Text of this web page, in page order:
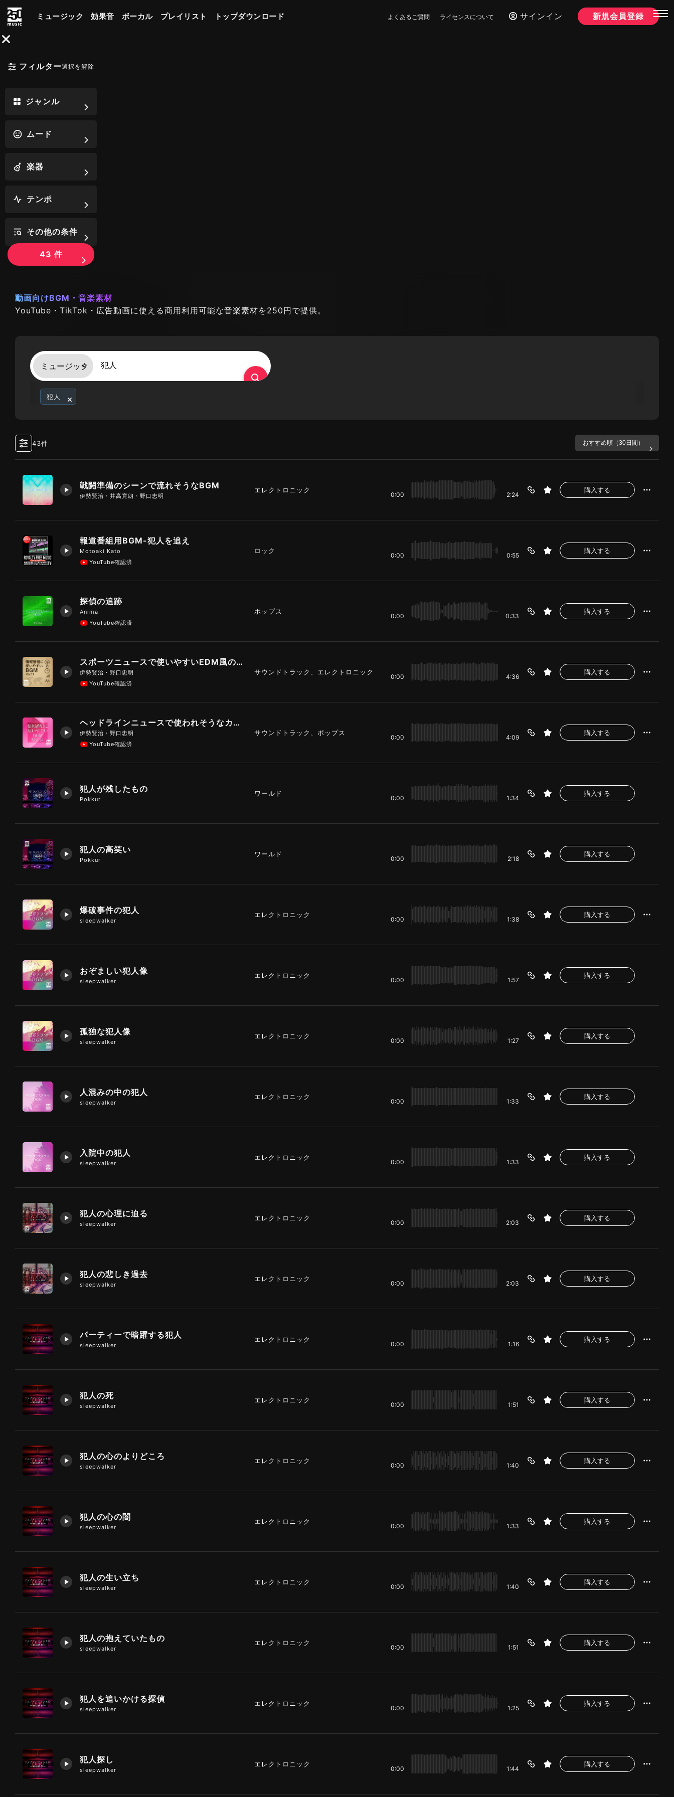
ミュージック 効果音 ボーカル プレイリスト トップダウンロード よくあるご質問 ライセンスについて サインイン 新規会員登録
フィルター選択を解除
ジャンル
ムード
楽器
テンポ
その他の条件
43 件
動画向けBGM・音楽素材
YouTube・TikTok・広告動画に使える商用利用可能な音楽素材を250円で提供。
犯人
43件
戦闘準備のシーンで流れそうなBGM
伊勢賢治・井高寛朗・野口忠明
エレクトロニック
0:00 2:24
購入する
報道番組用BGM-犯人を追え
Motoaki Kato
YouTube確認済
ロック
0:00 0:55
購入する
探偵の追跡
Anima
YouTube確認済
ポップス
0:00 0:33
購入する
スポーツニュースで使いやすいEDM風のBGM
伊勢賢治・野口忠明
YouTube確認済
サウンドトラック、エレクトロニック
0:00 4:36
購入する
ヘッドラインニュースで使われそうなカッコいいギターのBGM
伊勢賢治・野口忠明
YouTube確認済
サウンドトラック、ポップス
0:00 4:09
購入する
犯人が残したもの
Pokkur
ワールド
0:00 1:34
購入する
犯人の高笑い
Pokkur
ワールド
0:00 2:18
購入する
爆破事件の犯人
sleepwalker
エレクトロニック
0:00 1:38
購入する
おぞましい犯人像
sleepwalker
エレクトロニック
0:00 1:57
購入する
孤独な犯人像
sleepwalker
エレクトロニック
0:00 1:27
購入する
人混みの中の犯人
sleepwalker
エレクトロニック
0:00 1:33
購入する
入院中の犯人
sleepwalker
エレクトロニック
0:00 1:33
購入する
犯人の心理に迫る
sleepwalker
エレクトロニック
0:00 2:03
購入する
犯人の悲しき過去
sleepwalker
エレクトロニック
0:00 2:03
購入する
パーティーで暗躍する犯人
sleepwalker
エレクトロニック
0:00 1:16
購入する
犯人の死
sleepwalker
エレクトロニック
0:00 1:51
購入する
犯人の心のよりどころ
sleepwalker
エレクトロニック
0:00 1:40
購入する
犯人の心の闇
sleepwalker
エレクトロニック
0:00 1:33
購入する
犯人の生い立ち
sleepwalker
エレクトロニック
0:00 1:40
購入する
犯人の抱えていたもの
sleepwalker
エレクトロニック
0:00 1:51
購入する
犯人を追いかける探偵
sleepwalker
エレクトロニック
0:00 1:25
購入する
犯人探し
sleepwalker
エレクトロニック
0:00 1:44
購入する